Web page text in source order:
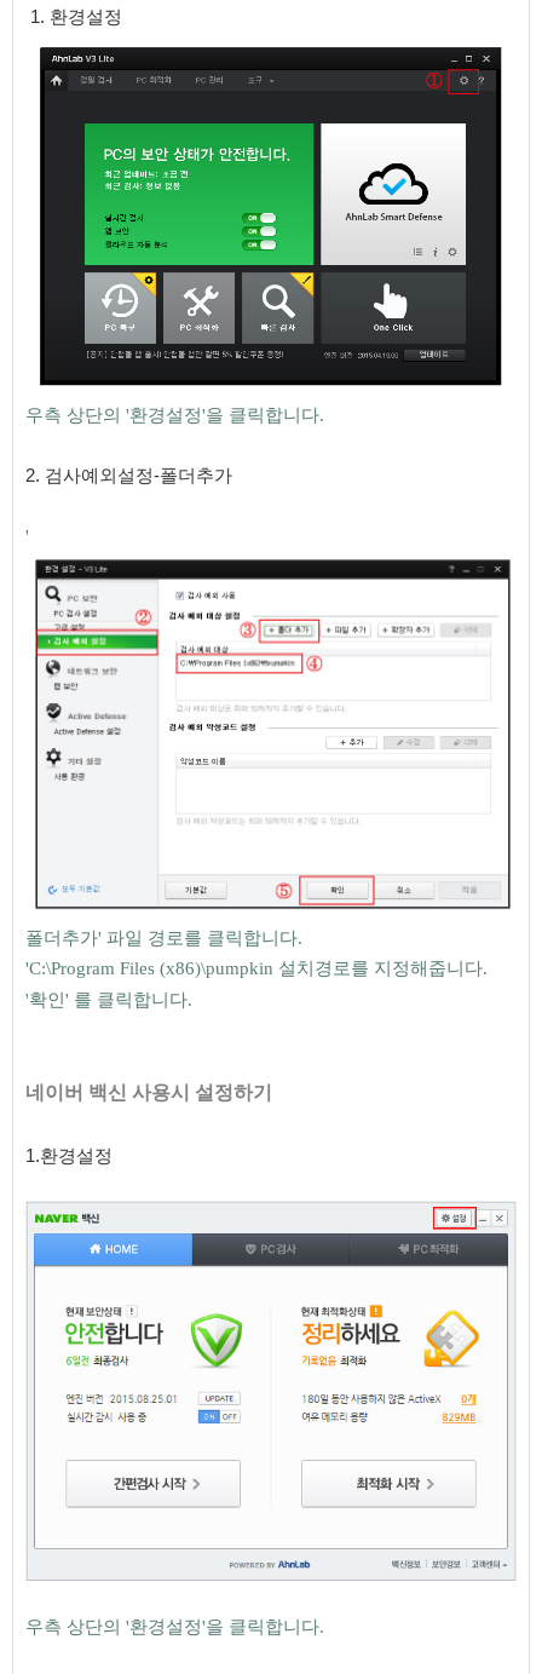
1. 환경설정
우측 상단의 '환경설정'을 클릭합니다.
2. 검사예외설정-폴더추가
'
폴더추가' 파일 경로를 클릭합니다.
'C:\Program Files (x86)\pumpkin 설치경로를 지정해줍니다.
'확인' 를 클릭합니다.
네이버 백신 사용시 설정하기
1.환경설정
우측 상단의 '환경설정'을 클릭합니다.